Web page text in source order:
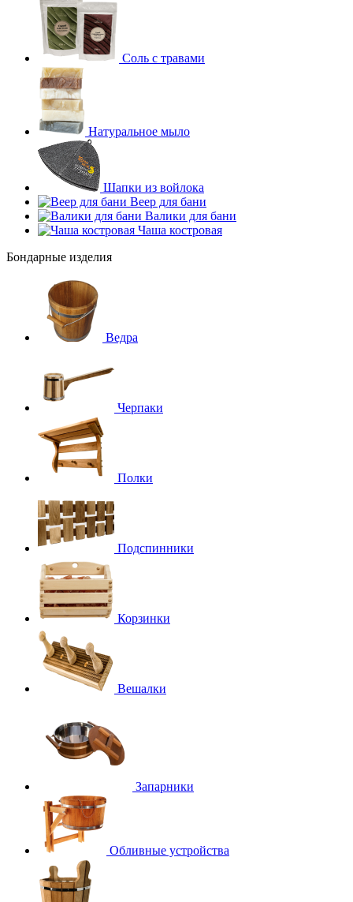
Соль с травами
Натуральное мыло
Шапки из войлока
Веер для бани
Валики для бани
Чаша костровая
Бондарные изделия
Ведра
Черпаки
Полки
Подспинники
Корзинки
Вешалки
Запарники
Обливные устройства